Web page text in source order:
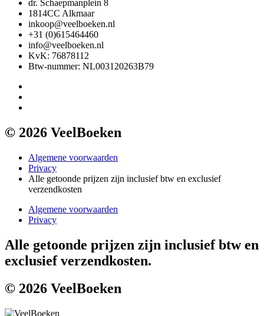
dr. Schaepmanplein 8
1814CC Alkmaar
inkoop@veelboeken.nl
+31 (0)615464460
info@veelboeken.nl
KvK: 76878112
Btw-nummer: NL003120263B79
© 2026 VeelBoeken
Algemene voorwaarden
Privacy
Alle getoonde prijzen zijn inclusief btw en exclusief
verzendkosten
Algemene voorwaarden
Privacy
Alle getoonde prijzen zijn inclusief btw en
exclusief verzendkosten.
© 2026 VeelBoeken